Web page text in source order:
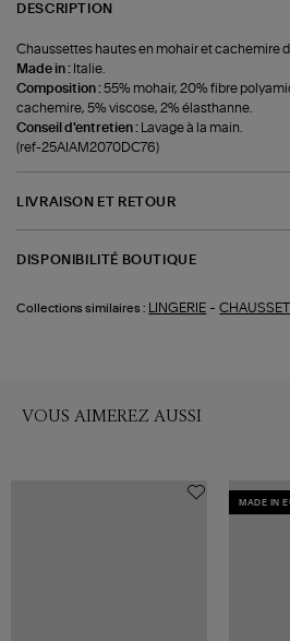
DESCRIPTION
Chaussettes hautes en mohair et cachemire
Made in : Italie.
Composition :55% mohair, 20% fibre
cachemire, 5% viscose, 2% élasthanne.
Conseil d'entretien :
Lavage à la main.
(ref-25AIAM2070DC76)
LIVRAISON ET RETOUR
DISPONIBILITÉ BOUTIQUE
Collections similaires : LINGERIE -
VOUS AIMEREZ AUSSI
MADE IN